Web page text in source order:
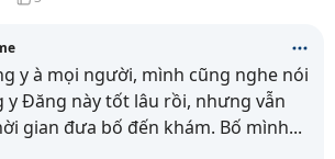
y à mọi người, mình cũng nghe nói
y Đăng này tốt lâu rồi, nhưng vẫn
gian đưa bố đến khám. Bố mình...